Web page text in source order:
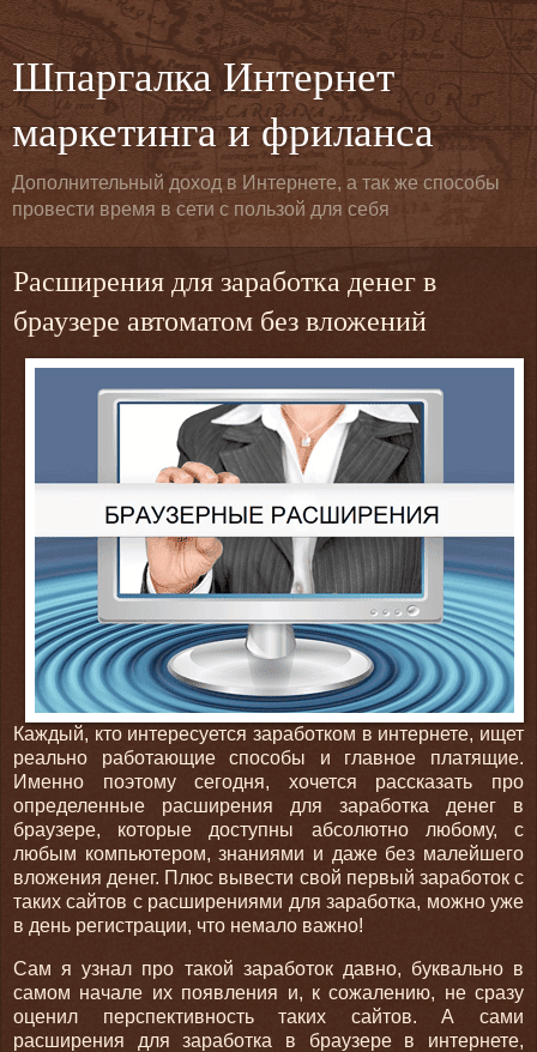
Шпаргалка Интернет
маркетинга и фриланса
Дополнительный доход в Интернете, а так же способы
провести время в сети с пользой для себя
Расширения для заработка денег в
браузере автоматом без вложений
Каждый, кто интересуется заработком в интернете, ищет
реально работающие способы и главное платящие.
Именно поэтому сегодня, хочется рассказать про
определенные расширения для заработка денег в
браузере, которые доступны абсолютно любому, с
любым компьютером, знаниями и даже без малейшего
вложения денег. Плюс вывести свой первый заработок с
таких сайтов с расширениями для заработка, можно уже
в день регистрации, что немало важно!
Сам я узнал про такой заработок давно, буквально в
самом начале их появления и, к сожалению, не сразу
оценил перспективность таких сайтов. А сами
расширения для заработка в браузере в интернете,